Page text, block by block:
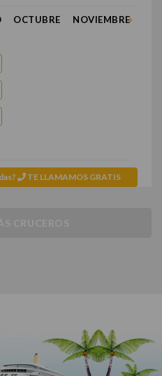
OCTUBRE NOVIEMBRE
TE LLAMAMOS GRATIS